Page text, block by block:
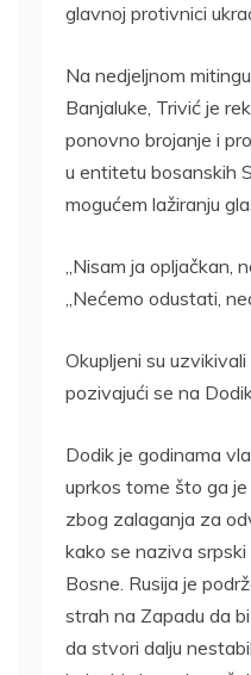
glavnoj protivnici
Na nedjeljnom
Banjaluke, Trivić je
ponovno brojanje i
u entitetu bosanskih
mogućem lažiranju
„Nisam ja opljačkan,
„Nećemo odustati,
Okupljeni su uzvikivali
pozivajući se na
Dodik je godinama
uprkos tome što ga
zbog zalaganja za
kako se naziva
Bosne. Rusija je
strah na Zapadu da
da stvori dalju